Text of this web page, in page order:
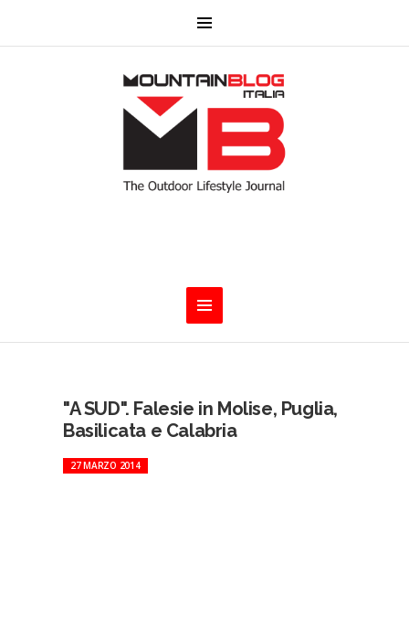
"A SUD". Falesie in Molise, Puglia,
Basilicata e Calabria
27 MARZO 2014